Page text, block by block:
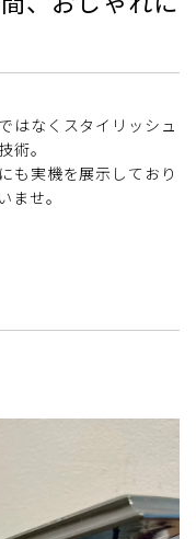
はなくスタイリッシュ
術。
も実機を展示しており
ませ。